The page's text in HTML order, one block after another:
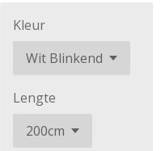
Kleur
Lengte